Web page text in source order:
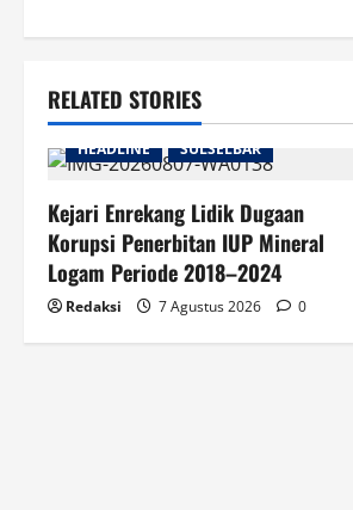
RELATED STORIES
HEADLINE SULSELBAR
Kejari Enrekang Lidik Dugaan
Korupsi Penerbitan IUP Mineral
Logam Periode 2018–2024
Redaksi 7 Agustus 2026 0